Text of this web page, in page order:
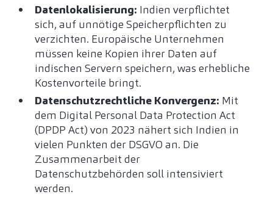
Datenlokalisierung: Indien verpflichtet
sich, auf unnötige Speicherpflichten zu
verzichten. Europäische Unternehmen
müssen keine Kopien ihrer Daten auf
indischen Servern speichern, was erhebliche
Kostenvorteile bringt.
Datenschutzrechtliche Konvergenz: Mit
dem Digital Personal Data Protection Act
(DPDP Act) von 2023 nähert sich Indien in
vielen Punkten der DSGVO an. Die
Zusammenarbeit der
Datenschutzbehörden soll intensiviert
werden.